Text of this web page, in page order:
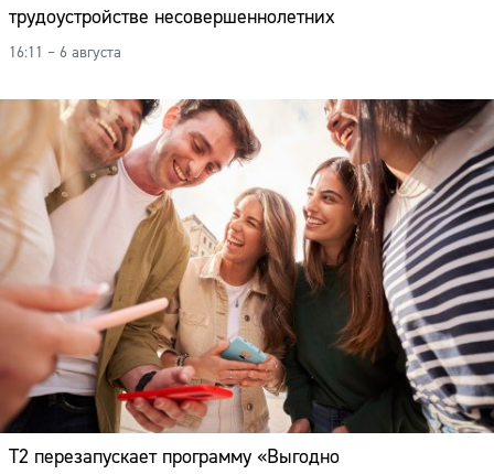
трудоустройстве несовершеннолетних
16:11 – 6 августа
Т2 перезапускает программу «Выгодно